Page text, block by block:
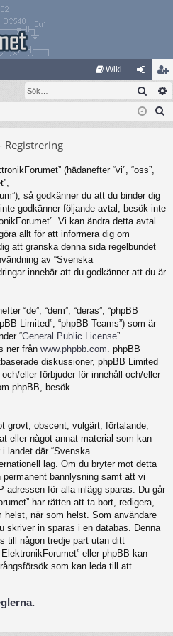
Wiki
og
ga
li
m
Sök
Registrering
(hädanefter “vi”, “oss”,
så godkänner du att du binder dig
godkänner följande avtal, besök inte
Vi kan ändra detta avtal
allt för att informera dig om
att granska denna sida regelbundet
av “Svenska
innebär att du godkänner att du är
“de”, “dem”, “deras”, “phpBB
Limited”, “phpBB Teams”) som är
“General Public License”
ner från www.phpbb.com . phpBB
diskussioner, phpBB Limited
eller förbjuder för innehåll och/eller
phpBB, besök
grovt, obscent, vulgärt, förtalande,
eller något annat material som kan
landet där “Svenska
lag. Om du bryter mot detta
bannlysning samt att vi
adressen för alla inlägg sparas. Du går
har rätten att ta bort, redigera,
när som helst. Som användare
skriver in sparas i en databas. Denna
till någon tredje part utan ditt
eller phpBB kan
som kan leda till att